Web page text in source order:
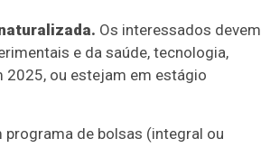
Os interessados devem
e da saúde, tecnologia,
2025, ou estejam em estágio
de bolsas (integral ou